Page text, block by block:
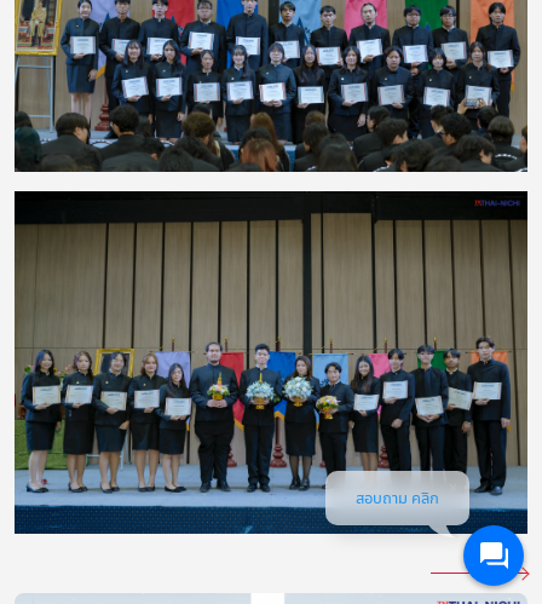
สอบถาม คลิก